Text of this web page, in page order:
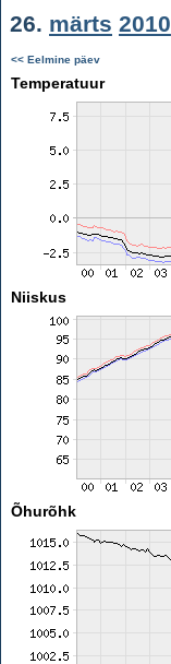
26. märts 2010
<< Eelmine päev
Temperatuur
Niiskus
Õhurõhk